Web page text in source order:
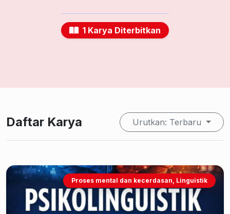
1 Karya Diterbitkan
Daftar Karya Urutkan: Terbaru
Proses mental dan kecerdasan, Linguistik